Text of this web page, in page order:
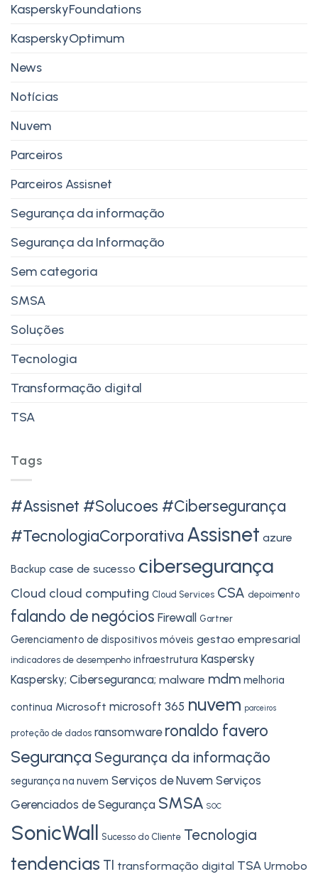
KasperskyFoundations
KasperskyOptimum
News
Notícias
Nuvem
Parceiros
Parceiros Assisnet
Segurança da informação
Segurança da Informação
Sem categoria
SMSA
Soluções
Tecnologia
Transformação digital
TSA
Tags
#Assisnet #Solucoes #Cibersegurança
#TecnologiaCorporativa Assisnet azure
Backup case de sucesso cibersegurança
Cloud cloud computing Cloud Services CSA depoimento
falando de negócios Firewall Gartner
Gerenciamento de dispositivos móveis gestao empresarial
indicadores de desempenho infraestrutura Kaspersky
Kaspersky; Ciberseguranca; malware mdm melhoria
continua Microsoft microsoft 365 nuvem parceiros
proteção de dados ransomware ronaldo favero
Segurança Segurança da informação
segurança na nuvem Serviços de Nuvem Serviços
Gerenciados de Segurança SMSA SOC
SonicWall Sucesso do Cliente Tecnologia
tendencias TI transformação digital TSA Urmobo